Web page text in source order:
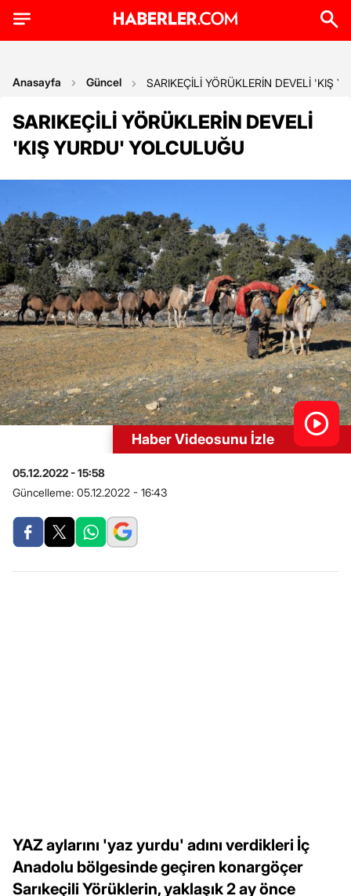
Anasayfa Güncel SARIKEÇİLİ YÖRÜKLERİN DEVELİ 'KIŞ
SARIKEÇİLİ YÖRÜKLERİN DEVELİ
'KIŞ YURDU' YOLCULUĞU
Haber Videosunu İzle
05.12.2022 - 15:58
Güncelleme: 05.12.2022 - 16:43
YAZ aylarını 'yaz yurdu' adını verdikleri İç
Anadolu bölgesinde geçiren konargöçer
Sarıkeçili Yörüklerin, yaklaşık 2 ay önce